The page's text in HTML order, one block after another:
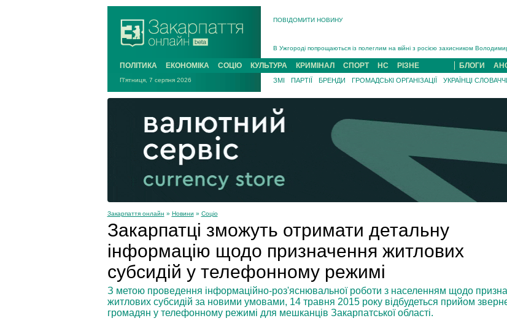
ПОВІДОМИТИ НОВИНУ
В Ужгороді попрощаються із полеглим на війні з росією захисником
В Ужгороді 5 серпня попрощаються із захисником Богданом Югасом, який
Підтвердили загибель захисника із Нанкова на Хустщині Юліана Гербея
На війні з рф поліг військовий з Виноградова Ігнат Роздяловський (ФОТО)...
На Хустщині внаслідок ДТП за участі трьох авто постраждали 13 людей
Інструктора районного ТЦК на Закарпатті судитимуть за обвинувачен...
ПОЛІТИКА ЕКОНОМІКА СОЦІО КУЛЬТУРА КРИМІНАЛ СПОРТ НС РІЗНЕ БЛОГИ
П'ятниця, 7 серпня 2026 ЗМІ ПАРТІЇ БРЕНДИ ГРОМАДСЬКІ ОРГАНІЗАЦІЇ УКРАЇНЦІ
Закарпаття онлайн » Новини » Соціо
Закарпатці зможуть отримати детальну
інформацію щодо призначення житлових
субсидій у телефонному режимі
З метою проведення інформаційно-роз'яснювальної роботи з населенням щодо
житлових субсидій за новими умовами, 14 травня 2015 року відбудеться прийом
громадян у телефонному режимі для мешканців Закарпатської області.